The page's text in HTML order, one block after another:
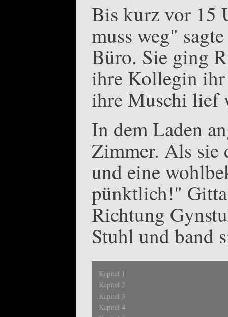
Bis kurz vor 15
muss weg"
Büro. Sie ging
ihre Kollegin ihr
ihre Muschi lief
In dem Laden
Zimmer. Als sie
und eine
pünktlich!"
Richtung
Stuhl und band
Kapitel 1
Kapitel 2
Kapitel 3
Kapitel 4